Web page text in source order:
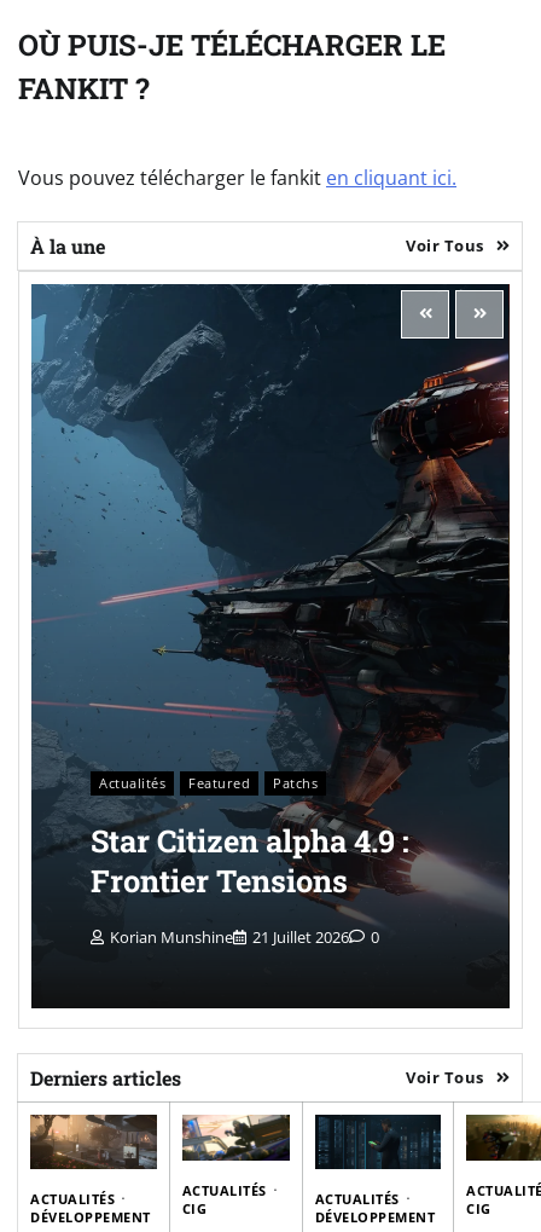
OÙ PUIS-JE TÉLÉCHARGER LE
FANKIT ?
Vous pouvez télécharger le fankit en cliquant ici.
À la une Voir Tous
Actualités Featured Patchs
Star Citizen alpha 4.9 :
Frontier Tensions
Korian Munshine 21 Juillet 2026 0
Derniers articles Voir Tous
ACTUALITÉS
DÉVELOPPEMENT
ACTUALITÉS
CIG
ACTUALITÉS
DÉVELOPPEMENT
CIG